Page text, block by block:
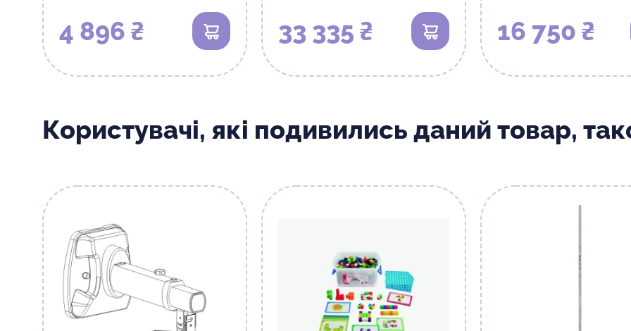
4 896 ₴ В кошик 33 335 ₴ В кошик 16 750 ₴
Користувачі, які подивились даний товар,